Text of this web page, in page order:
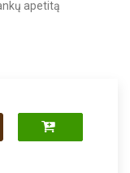
apetitą
Royal Canin Fussy